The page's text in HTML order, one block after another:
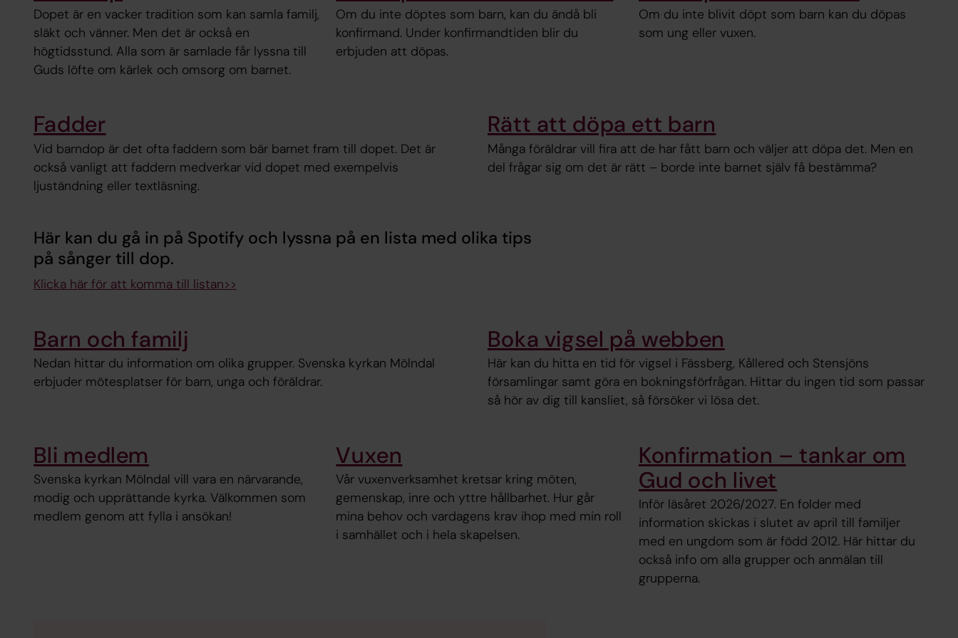
Dopet är en vacker tradition som kan samla familj,
släkt och vänner. Men det är också en
högtidsstund. Alla som är samlade får lyssna till
Guds löfte om kärlek och omsorg om barnet.
Om du inte döptes som barn, kan du ändå bli
konfirmand. Under konfirmandtiden blir du
erbjuden att döpas.
Om du inte blivit döpt som barn kan du döpas
som ung eller vuxen.
Fadder
Vid barndop är det ofta faddern som bär barnet fram till dopet. Det är
också vanligt att faddern medverkar vid dopet med exempelvis
ljuständning eller textläsning.
Rätt att döpa ett barn
Många föräldrar vill fira att de har fått barn och väljer att döpa det. Men en
del frågar sig om det är rätt – borde inte barnet själv få bestämma?
Här kan du gå in på Spotify och lyssna på en lista med olika tips
på sånger till dop.
Klicka här för att komma till listan>>
Barn och familj
Nedan hittar du information om olika grupper. Svenska kyrkan Mölndal
erbjuder mötesplatser för barn, unga och föräldrar.
Boka vigsel på webben
Här kan du hitta en tid för vigsel i Fässberg, Kållered och Stensjöns
församlingar samt göra en bokningsförfrågan. Hittar du ingen tid som passar
så hör av dig till kansliet, så försöker vi lösa det.
Bli medlem
Svenska kyrkan Mölndal vill vara en närvarande,
modig och upprättande kyrka. Välkommen som
medlem genom att fylla i ansökan!
Vuxen
Vår vuxenverksamhet kretsar kring möten,
gemenskap, inre och yttre hållbarhet. Hur går
mina behov och vardagens krav ihop med min roll
i samhället och i hela skapelsen.
Konfirmation – tankar om
Gud och livet
Inför läsåret 2026/2027. En folder med
information skickas i slutet av april till familjer
med en ungdom som är född 2012. Här hittar du
också info om alla grupper och anmälan till
grupperna.